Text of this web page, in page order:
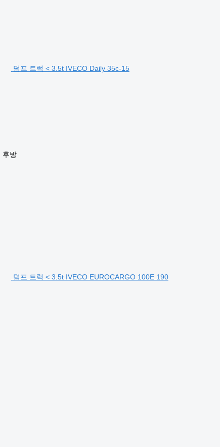
덤프 트럭 < 3.5t IVECO Daily 35c-15
후방
덤프 트럭 < 3.5t IVECO EUROCARGO 100E 190